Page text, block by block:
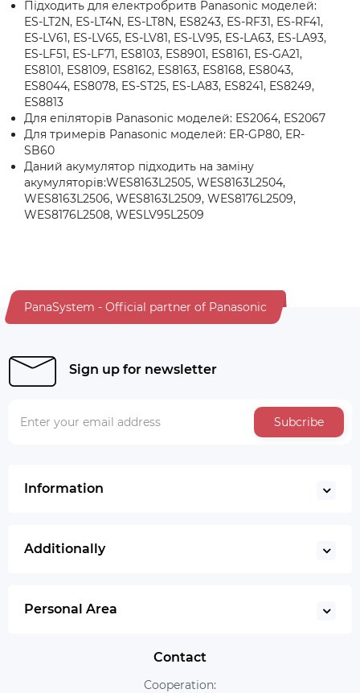
Підходить для електробритв Panasonic моделей:
ES-LT2N, ES-LT4N, ES-LT8N, ES8243, ES-RF31, ES-RF41,
ES-LV61, ES-LV65, ES-LV81, ES-LV95, ES-LA63, ES-LA93,
ES-LF51, ES-LF71, ES8103, ES8901, ES8161, ES-GA21,
ES8101, ES8109, ES8162, ES8163, ES8168, ES8043,
ES8044, ES8078, ES-ST25, ES-LA83, ES8241, ES8249,
ES8813
Для епіляторів Panasonic моделей: ES2064, ES2067
Для тримерів Panasonic моделей: ER-GP80, ER-
SB60
Даний акумулятор підходить на заміну
акумуляторів:WES8163L2505, WES8163L2504,
WES8163L2506, WES8163L2509, WES8176L2509,
WES8176L2508, WESLV95L2509
PanaSystem - Official partner of Panasonic
Sign up for newsletter
Subcribe
Information
Additionally
Personal Area
Contact
Cooperation: